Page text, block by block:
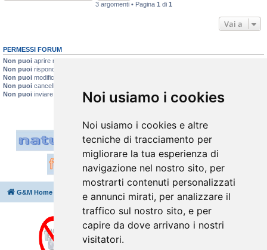
Noi usiamo i cookies
Noi usiamo i cookies e altre
tecniche di tracciamento per
migliorare la tua esperienza di
navigazione nel nostro sito, per
mostrarti contenuti personalizzati
e annunci mirati, per analizzare il
traffico sul nostro sito, e per
capire da dove arrivano i nostri
visitatori.
3 argomenti • Pagina 1 di 1
Vai a
PERMESSI FORUM
Non puoi aprire nuovi argomenti
Non puoi rispondere negli argomenti
Non puoi modificare i tuoi messaggi
Non puoi cancellare i tuoi messaggi
Non puoi inviare allegati
G&M Home Tutti gli orari sonoUTC+02:00
Cancella cookie